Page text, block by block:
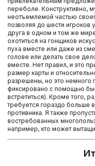
переболе. Конструктивно,
неотъемлемой частью
позволяя до шести игроков
друга в одном и том же
охотиться на гонщиков
пуха вместе или даже из
голове или делать свое
вместе. Нет правил, и это
размер карты и
разрешены, но это немного
фиксировано с помощью
встретиться). Кроме того,
требуется гораздо больше
противника. Я также
востребованных
например, кто может